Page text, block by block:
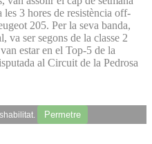
les 3 hores de resistència off-
205. Per la seva banda,
va ser segons de la classe 2
estar en el Top-5 de la
al Circuit de la Pedrosa
Permetre